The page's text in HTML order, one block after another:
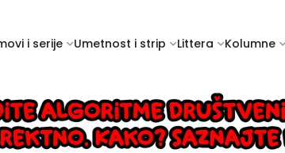
i serije Umetnost i strip Littera Kolumne